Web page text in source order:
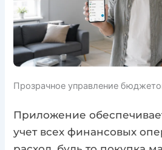
Прозрачное управление
Приложение
учет всех финансовых